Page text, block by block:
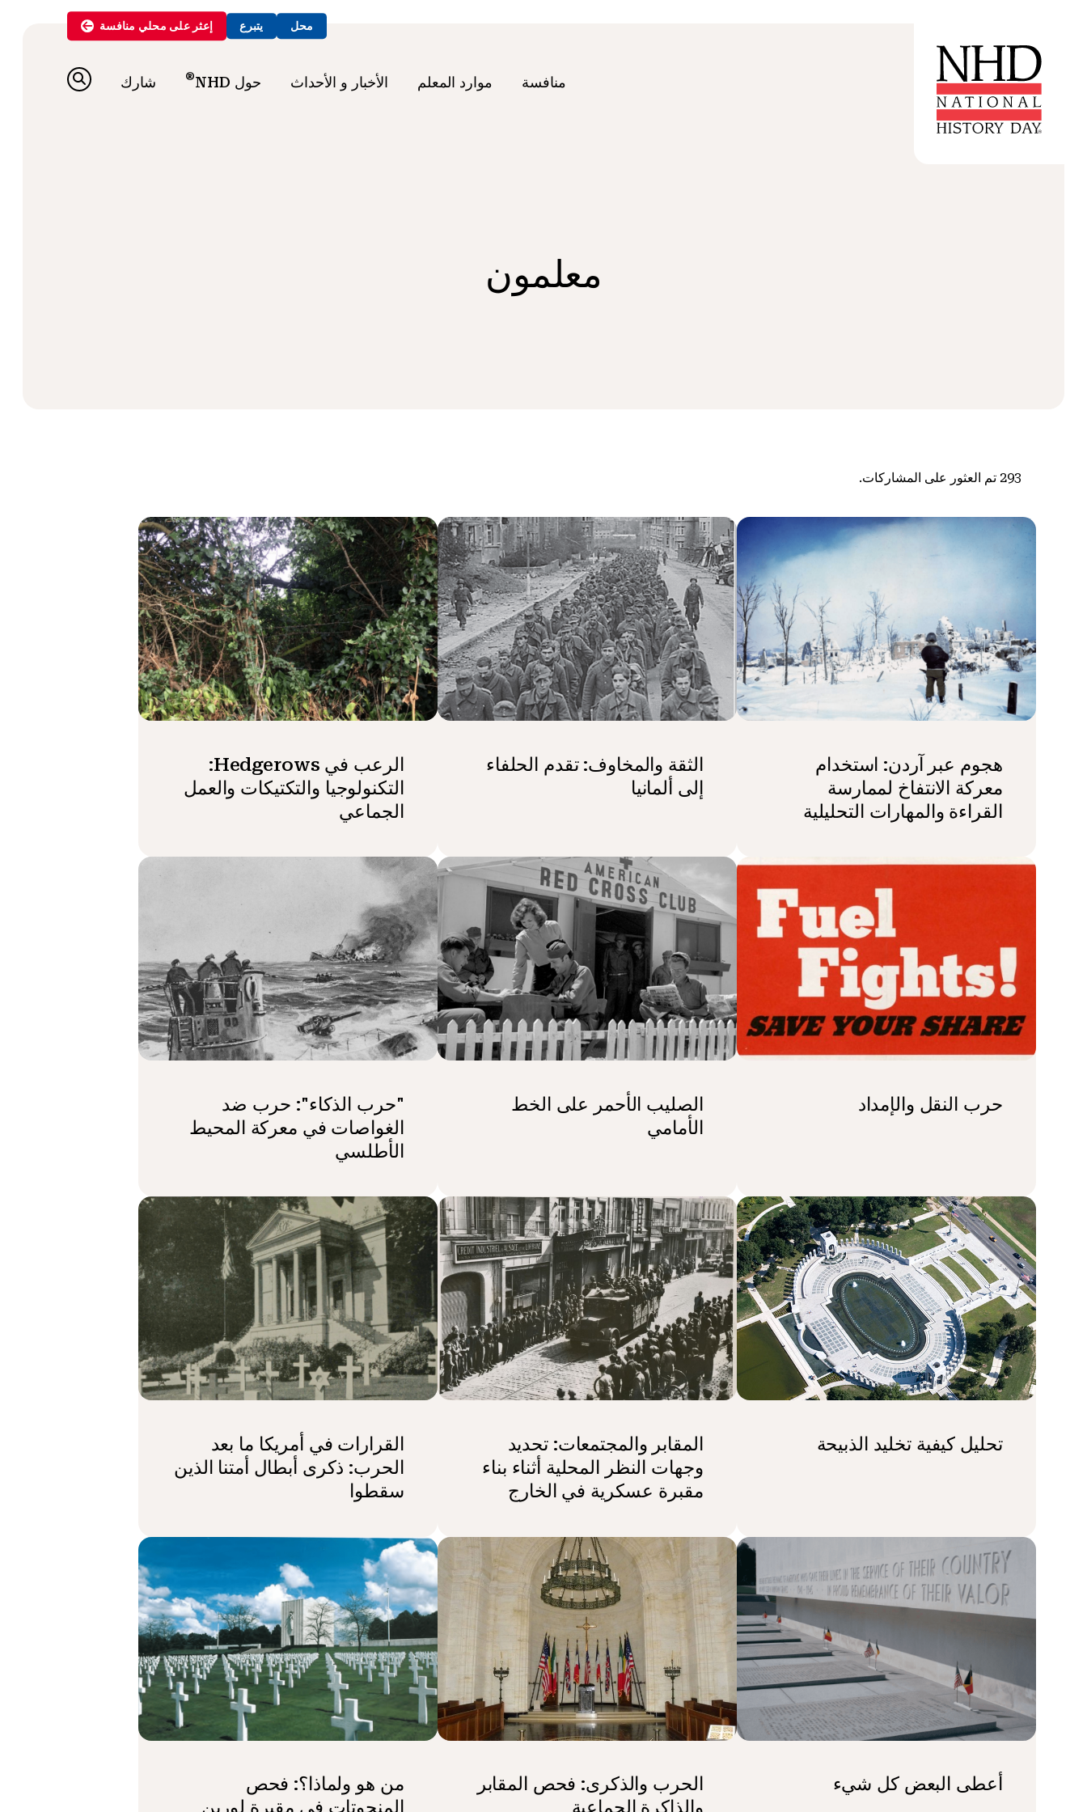
محل يتبرع إعثر على محلي منافسة
منافسة موارد المعلم الأخبار و الأحداث حول NHD ® شارك
معلمون
293 تم العثور على المشاركات.
هجوم عبر آردن: استخدام
معركة الانتفاخ لممارسة
القراءة والمهارات التحليلية
الثقة والمخاوف: تقدم الحلفاء
إلى ألمانيا
الرعب في Hedgerows:
التكنولوجيا والتكتيكات والعمل
الجماعي
حرب النقل والإمداد
الصليب الأحمر على الخط
الأمامي
"حرب الذكاء": حرب ضد
الغواصات في معركة المحيط
الأطلسي
تحليل كيفية تخليد الذبيحة
المقابر والمجتمعات: تحديد
وجهات النظر المحلية أثناء بناء
مقبرة عسكرية في الخارج
القرارات في أمريكا ما بعد
الحرب: ذكرى أبطال أمتنا الذين
سقطوا
أعطى البعض كل شيء
الحرب والذكرى: فحص المقابر
والذاكرة الجماعية
من هو ولماذا؟: فحص
المنحوتات في مقبرة لورين